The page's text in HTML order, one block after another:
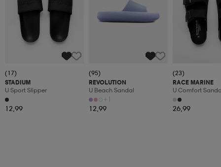
(17)
STADIUM
U Sport Slipper
12,99
(95)
REVOLUTION
U Beach Sandal
+1
12,99
(23)
RACE MARINE
U Comfort
26,99